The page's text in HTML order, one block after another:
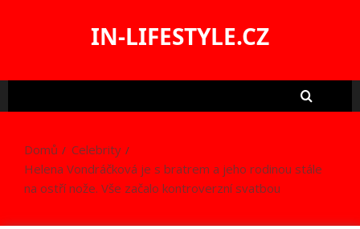
IN-LIFESTYLE.CZ
Domů
Celebrity
Helena Vondráčková je s bratrem a jeho rodinou stále
na ostří nože. Vše začalo kontroverzní svatbou